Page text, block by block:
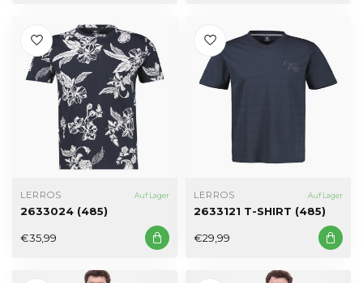
LERROS Auf Lager
2633024 (485)
€35,99
LERROS Auf Lager
2633121 T-SHIRT (485)
€29,99